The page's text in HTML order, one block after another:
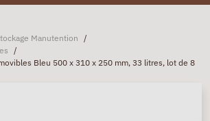
Manutention /
/
Bleu 500 x 310 x 250 mm, 33 litres, lot de 8